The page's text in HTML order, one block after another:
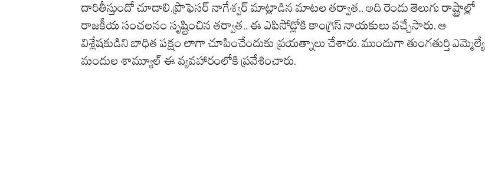
దారితీస్తుందో చూడాలి.ప్రొఫెసర్ నాగేశ్వర్ మాట్లాడిన మాటల తర్వాత.. అది రెండు తెలుగు రాష్ట్రాల్లో
రాజకీయ సంచలనం సృష్టించిన తర్వాత.. ఈ ఎపిసోడ్లోకి కాంగ్రెస్ నాయకులు వచ్చేసారు. ఆ
విశ్లేషకుడిని బాధిత పక్షం లాగా చూపించేందుకు ప్రయత్నాలు చేశారు. ముందుగా తుంగతుర్తి ఎమ్మెల్యే
మందుల శామ్యూల్ ఈ వ్యవహారంలోకి ప్రవేశించారు.